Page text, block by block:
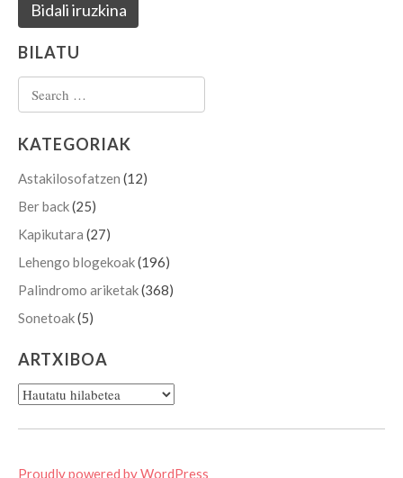
BILATU
KATEGORIAK
Astakilosofatzen (12)
Ber back(25)
Kapikutara (27)
Lehengo blogekoak(196)
Palindromo ariketak(368)
Sonetoak(5)
ARTXIBOA
Artxiboa
Proudly powered by WordPress